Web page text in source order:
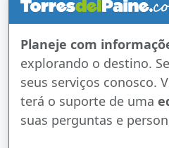
Planeje com
explorando o destino.
seus serviços conosco.
terá o suporte de uma
suas perguntas e